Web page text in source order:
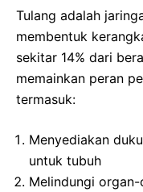
Tulang adalah
membentuk
sekitar 14% dari
memainkan peran
termasuk:
Menyediakan
untuk tubuh
Melindungi